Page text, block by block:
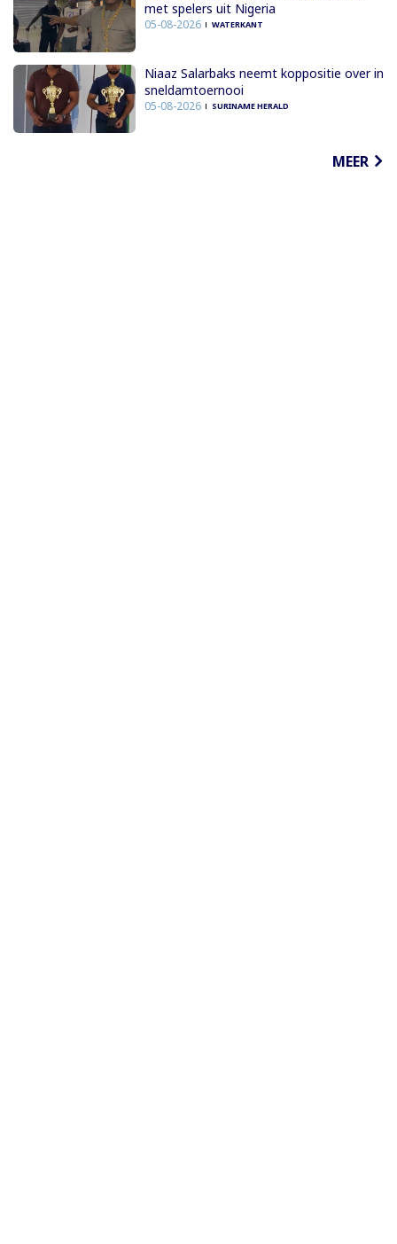
met spelers uit Nigeria
05-08-2026 WATERKANT
Niaaz Salarbaks neemt koppositie over in
sneldamtoernooi
05-08-2026 SURINAME HERALD
MEER